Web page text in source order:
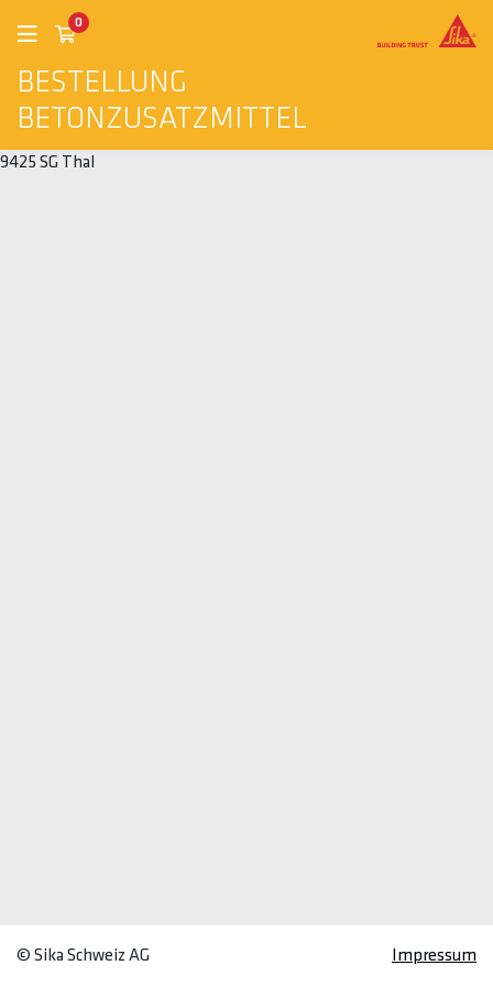
BESTELLUNG
BETONZUSATZMITTEL
0
9425 SG Thal
© Sika Schweiz AG Impressum